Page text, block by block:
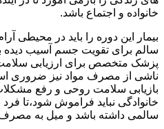
خانواده و اجتماع باشد.
بیمار این دوره را باید در محیطی
سالم برای تقویت جسم آسیب
پزشک متخصص برای ارزیابی
ناشی از مصرف مواد نیز ضروری
بازیابی سلامت روحی و رفع
خانوادگی نباید فراموش شود،تا فرد
سالمی داشته باشد و میل به مصرف